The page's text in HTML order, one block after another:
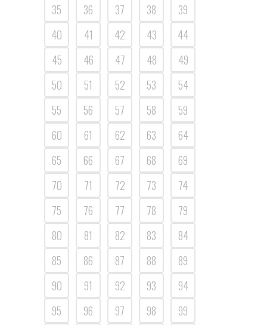
35
36 37 38
39
40
41 42 43
44
45
46 47 48
49
50
51 52 53
54
55
56 57 58
59
60
61 62 63
64
65
66 67 68
69
70
71 72 73
74
75
76 77 78
79
80
81 82 83
84
85
86 87 88
89
90
91 92 93
94
95
96 97 98
99